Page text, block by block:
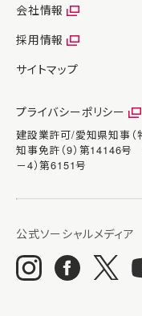
会社情報
採用情報
サイトマップ
プライバシーポリシー
建設業許可/愛知県知事
知事免許（9）第14146
－4）第6151号